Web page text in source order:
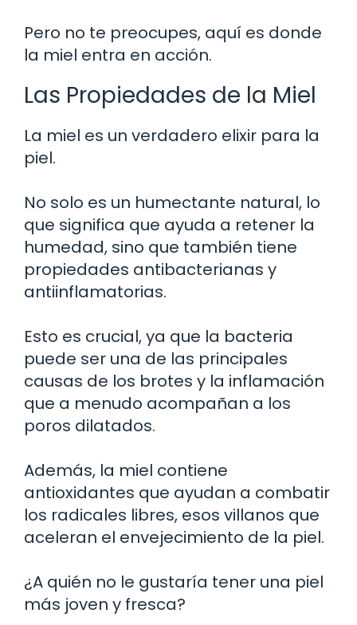
Pero no te preocupes, aquí es donde
la miel entra en acción.
Las Propiedades de la Miel
La miel es un verdadero elixir para la
piel.
No solo es un humectante natural, lo
que significa que ayuda a retener la
humedad, sino que también tiene
propiedades antibacterianas y
antiinflamatorias.
Esto es crucial, ya que la bacteria
puede ser una de las principales
causas de los brotes y la inflamación
que a menudo acompañan a los
poros dilatados.
Además, la miel contiene
antioxidantes que ayudan a combatir
los radicales libres, esos villanos que
aceleran el envejecimiento de la piel.
¿A quién no le gustaría tener una piel
más joven y fresca?